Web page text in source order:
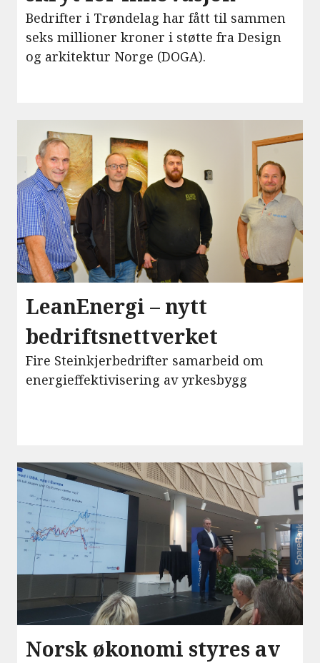
Bedrifter i Trøndelag har fått til sammen
seks millioner kroner i støtte fra Design
og arkitektur Norge (DOGA).
LeanEnergi – nytt
bedriftsnettverket
Fire Steinkjerbedrifter samarbeid om
energieffektivisering av yrkesbygg
Norsk økonomi styres av